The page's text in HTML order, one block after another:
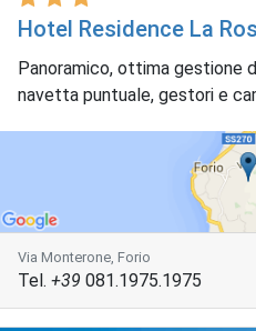
Hotel Residence La
Panoramico, ottima gestione
navetta puntuale, gestori e
Via Monterone, Forio
Tel. +39 081.1975.1975